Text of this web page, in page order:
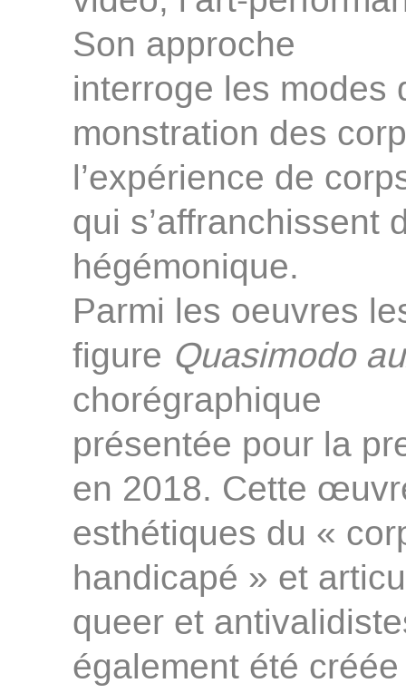
Son approche
interroge les modes
monstration des
l’expérience de
qui s’affranchissent
hégémonique.
Parmi les oeuvres
figure Quasimodo
chorégraphique
présentée pour la
en 2018. Cette
esthétiques du «
handicapé » et
queer et
également été